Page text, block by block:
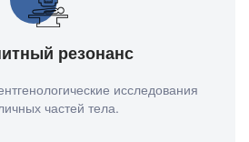
резонанс
исследования
частей тела.